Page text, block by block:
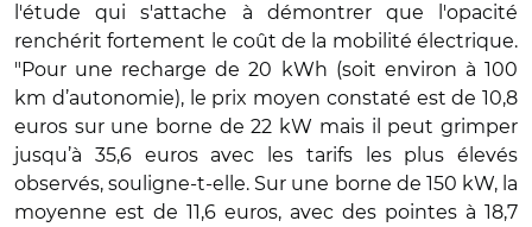
l'étude qui s'attache à démontrer que l'opacité
renchérit fortement le coût de la mobilité électrique.
"Pour une recharge de 20 kWh (soit environ à 100
km d’autonomie), le prix moyen constaté est de 10,8
euros sur une borne de 22 kW mais il peut grimper
jusqu’à 35,6 euros avec les tarifs les plus élevés
observés, souligne-t-elle. Sur une borne de 150 kW, la
moyenne est de 11,6 euros, avec des pointes à 18,7